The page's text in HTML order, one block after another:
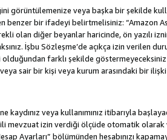
görüntülemenize veya başka bir şekilde
benzer bir ifadeyi belirtmelisiniz: “Amazon
olan diğer beyanlar haricinde, ön yazılı
İşbu Sözleşme’de açıkça izin verilen
farklı şekilde göstermeyeceksiniz
sair bir kişi veya kurum arasındaki bir
kaydınız veya kullanımınız itibarıyla
mevzuat izin verdiği ölçüde otomatik
Ayarları” bölümünden hesabınızı